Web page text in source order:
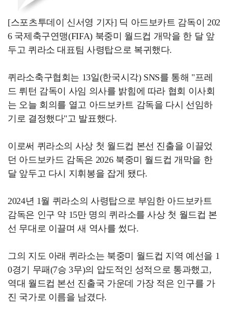
[스포츠투데이 신서영 기자] 딕 아드보카트 감독이 202
6 국제축구연맹(FIFA) 북중미 월드컵 개막을 한 달 앞
두고 퀴라소 대표팀 사령탑으로 복귀했다.
퀴라소축구협회는 13일(한국시각) SNS를 통해 "프레
드 뤼턴 감독이 사임 의사를 밝힘에 따라 협회 이사회
는 오늘 회의를 열고 아드보카트 감독을 다시 선임하
기로 결정했다"고 발표했다.
이로써 퀴라소의 사상 첫 월드컵 본선 진출을 이끌었
던 아드보카드 감독은 2026 북중미 월드컵 개막을 한
달 앞두고 다시 지휘봉을 잡게 됐다.
2024년 1월 퀴라소의 사령탑으로 부임한 아드보카트
감독은 인구 약 15만 명의 퀴라소를 사상 첫 월드컵 본
선 무대로 이끌며 새 역사를 썼다.
그의 지도 아래 퀴라소는 북중미 월드컵 지역 예선을 1
0경기 무패(7승 3무)의 압도적인 성적으로 통과했고,
역대 월드컵 본선 진출국 가운데 가장 적은 인구를 가
진 국가로 이름을 남겼다.